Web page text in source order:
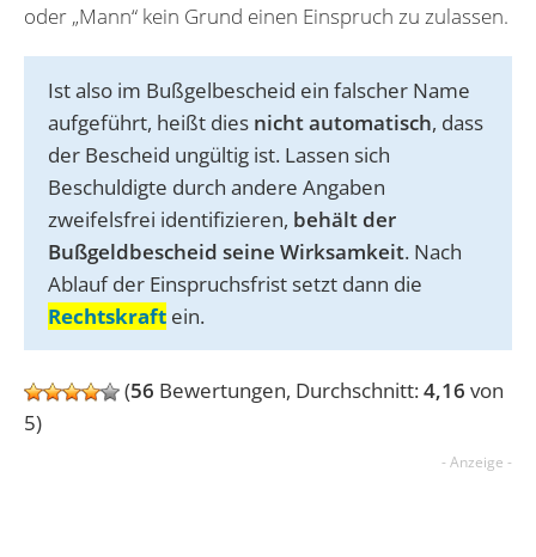
oder „Mann“ kein Grund einen Einspruch zu zulassen.
Ist also im Bußgelbescheid ein falscher Name
aufgeführt, heißt dies nicht automatisch, dass
der Bescheid ungültig ist. Lassen sich
Beschuldigte durch andere Angaben
zweifelsfrei identifizieren, behält der
Bußgeldbescheid seine Wirksamkeit. Nach
Ablauf der Einspruchsfrist setzt dann die
Rechtskraft ein.
(56 Bewertungen, Durchschnitt:4,16 von
5)